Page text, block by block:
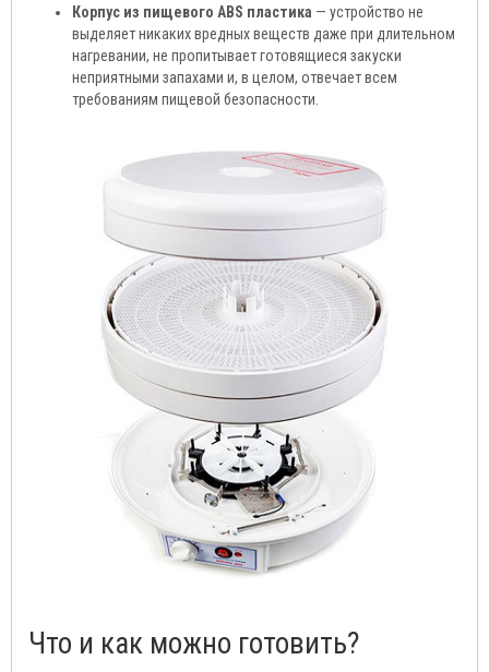
Корпус из пищевого ABS пластика — устройство не
выделяет никаких вредных веществ даже при длительном
нагревании, не пропитывает готовящиеся закуски
неприятными запахами и, в целом, отвечает всем
требованиям пищевой безопасности.
Что и как можно готовить?